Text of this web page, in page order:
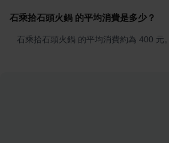
石乘拾石頭火鍋 的平均消費是多少？
石乘拾石頭火鍋 的平均消費約為 400 元。